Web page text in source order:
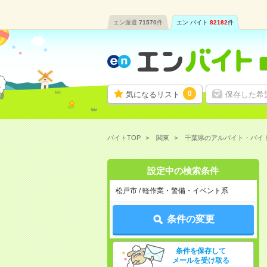
エン派遣 71570件 エン バイト 82182件
気になるリスト 0 保存した希
バイトTOP 関東 千葉県のアルバイト・バイ
設定中の検索条件
松戸市 / 軽作業・警備・イベント系
条件の変更
条件を保存して
メールを受け取る